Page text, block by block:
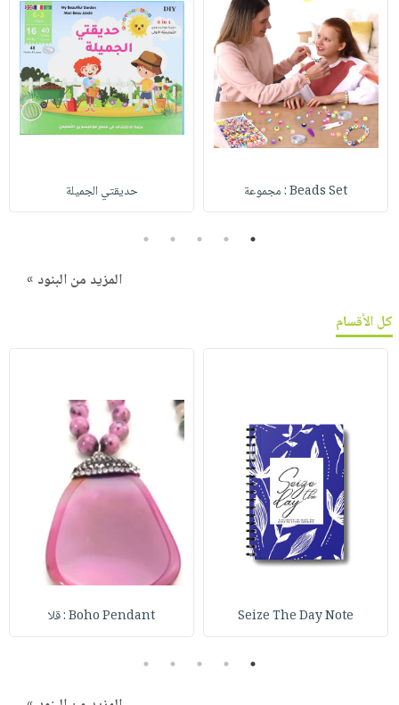
Beads Set : مجموعة حديقتي الجميلة
1
2
3
4
5
المزيد من البنود »
كل الأقسام
Seize The Day Note Boho Pendant : قلا
1
2
3
4
5